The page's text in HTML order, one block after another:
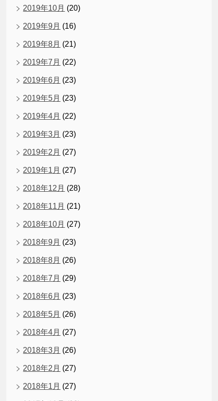
2019年10月 (20)
2019年9月 (16)
2019年8月 (21)
2019年7月 (22)
2019年6月 (23)
2019年5月 (23)
2019年4月 (22)
2019年3月 (23)
2019年2月 (27)
2019年1月 (27)
2018年12月 (28)
2018年11月 (21)
2018年10月 (27)
2018年9月 (23)
2018年8月 (26)
2018年7月 (29)
2018年6月 (23)
2018年5月 (26)
2018年4月 (27)
2018年3月 (26)
2018年2月 (27)
2018年1月 (27)